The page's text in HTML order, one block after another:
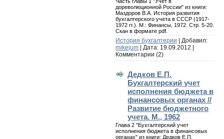
дореволюционной России" из книги:
Маздоров В.А. История развития
бухгалтерского учета в СССР (1917-
1972 гг.). М.: Финансы, 1972. Стр. 5-20.
Скан в формате pdf.
История бухгалтерии
| Добавил:
mikejum | Дата: 19.09.2012
Комментарии (2)
Дедков Е.П.
Бухгалтерский учет
исполнения бюджета в
финансовых органах //
Развитие бюджетного
учета. М., 1962
Глава 2 "Бухгалтерский учет
исполнения бюджета в финансовых
органах" из книги: Дедков Е.П.